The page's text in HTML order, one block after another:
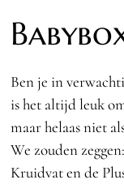
Ben je in
is het altijd leuk
maar helaas niet
We zouden
Kruidvat en de